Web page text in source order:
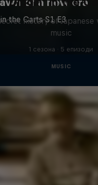
history of Japanese
music
1 сезона · 5 епизоди
MUSIC